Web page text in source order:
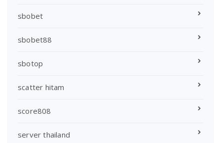
sbobet
sbobet88
sbotop
scatter hitam
score808
server thailand